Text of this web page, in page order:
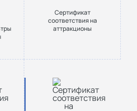
Сертификат
соответствия на
аттракционы